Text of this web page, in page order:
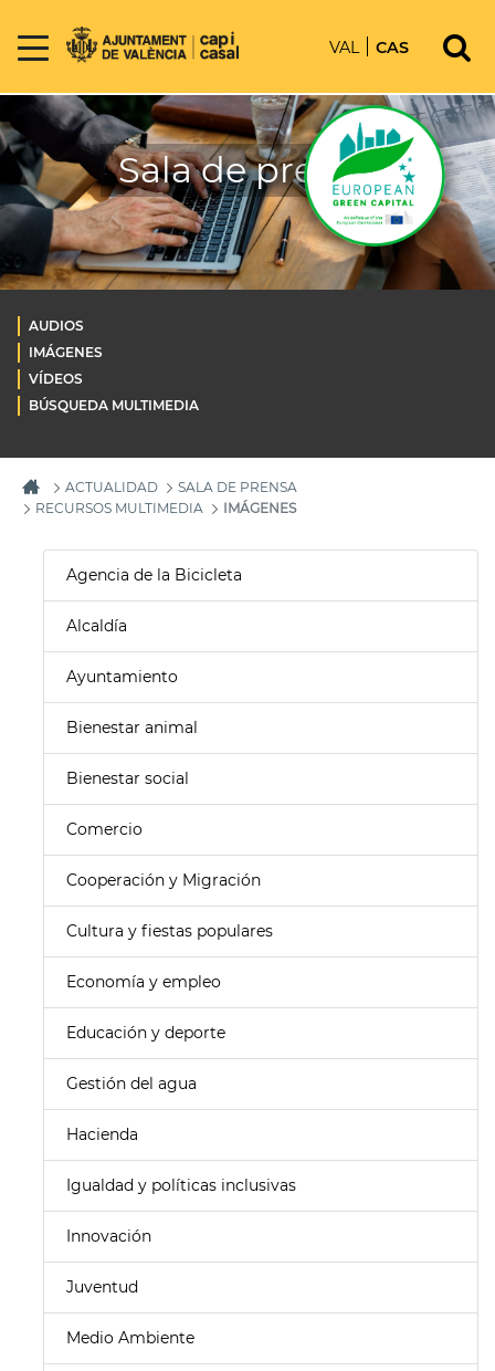
VAL CAS
Sala de prensa
AUDIOS
IMÁGENES
VÍDEOS
BÚSQUEDA MULTIMEDIA
ACTUALIDAD
SALA DE PRENSA
RECURSOS MULTIMEDIA
IMÁGENES
Agencia de la Bicicleta
Alcaldía
Ayuntamiento
Bienestar animal
Bienestar social
Comercio
Cooperación y Migración
Cultura y fiestas populares
Economía y empleo
Educación y deporte
Gestión del agua
Hacienda
Igualdad y políticas inclusivas
Innovación
Juventud
Medio Ambiente